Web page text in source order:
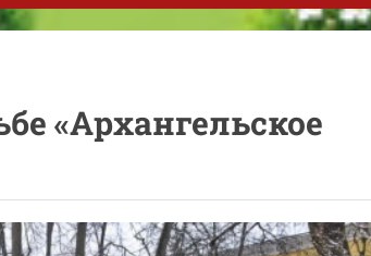
«Архангельское